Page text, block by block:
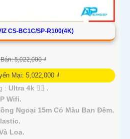
CS-BC1C/SP-R100(4K)
5,022,000 ₫
Mại: 5,022,000 ₫
: Ultra 4k 👍🏾 .
Wifi.
Ngoại 15m Có Màu Ban Ðêm.
Loa.